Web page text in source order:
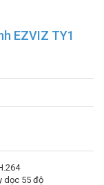
EZVIZ TY1
dọc 55 độ